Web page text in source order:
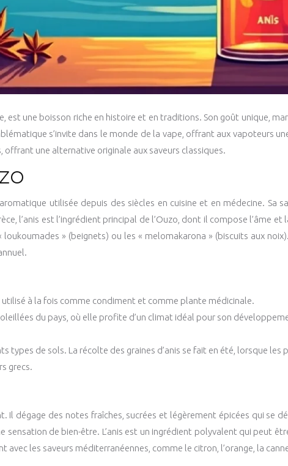
est une boisson riche en histoire et en traditions. Son goût unique,
s’invite dans le monde de la vape, offrant aux vapoteurs
offrant une alternative originale aux saveurs classiques.
utilisée depuis des siècles en cuisine et en médecine.
l’anis est l’ingrédient principal de l’Ouzo, dont il compose l’âme
» (beignets) ou les « melomakarona » (biscuits aux
utilisé à la fois comme condiment et comme plante médicinale.
du pays, où elle profite d’un climat idéal pour son
types de sols. La récolte des graines d’anis se fait en été, lorsque
grecs.
Il dégage des notes fraîches, sucrées et légèrement épicées qui se
sensation de bien-être. L’anis est un ingrédient polyvalent qui peut
avec les saveurs méditerranéennes, comme le citron, l’orange, la